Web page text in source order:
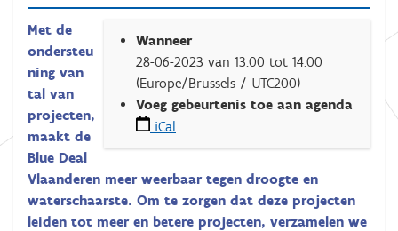
h
t
t
p
s
:
/
/
w
w
Wanneer
28-06-2023 van 13:00 tot 14:00
(Europe/Brussels / UTC200)
Voeg gebeurtenis toe aan agenda
iCal
Met de
ondersteu
ning van
tal van
projecten,
maakt de
Blue Deal
Vlaanderen meer weerbaar tegen droogte en
waterschaarste. Om te zorgen dat deze projecten
leiden tot meer en betere projecten, verzamelen we